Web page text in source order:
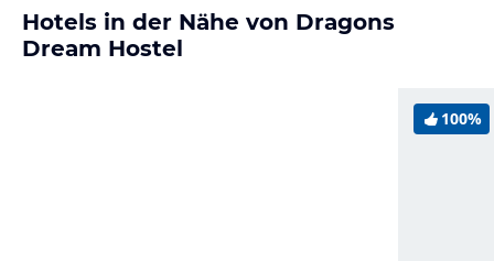
Hotels in der Nähe von Dragons
Dream Hostel
100%